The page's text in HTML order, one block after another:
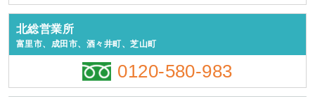
北総営業所
富里市、成田市、酒々井町、芝山町
0120-580-983